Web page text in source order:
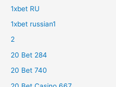
1xbet RU
1xbet russian1
2
20 Bet 284
20 Bet 740